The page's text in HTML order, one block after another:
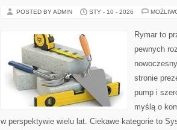
POSTED BY ADMIN STY - 10 - 2026
Rymar to
pewnych
stronie
pump i
myślą o
w perspektywie wielu lat. Ciekawe kategorie to